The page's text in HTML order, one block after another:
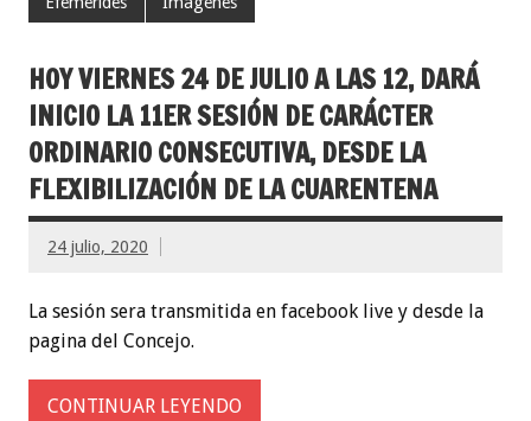
HOY VIERNES 24 DE JULIO A LAS 12, DARÁ
INICIO LA 11ER SESIÓN DE CARÁCTER
ORDINARIO CONSECUTIVA, DESDE LA
FLEXIBILIZACIÓN DE LA CUARENTENA
24 julio, 2020
La sesión sera transmitida en facebook live y desde la
pagina del Concejo.
CONTINUAR LEYENDO